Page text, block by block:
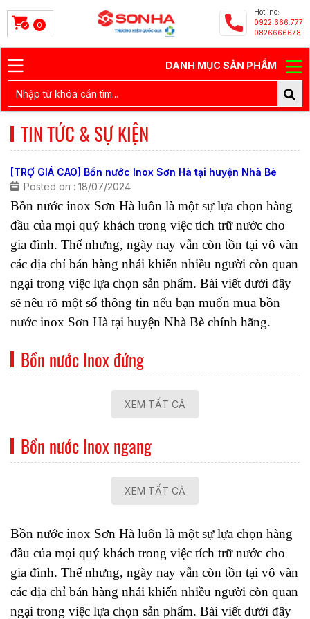
0
Hotline:
0922.666.777
0826666678
DANH MỤC SẢN PHẨM
TIN TỨC & SỰ KIỆN
[TRỢ GIÁ CAO] Bồn nước Inox Sơn Hà tại huyện Nhà Bè
Posted on : 18/07/2024
Bồn nước inox Sơn Hà luôn là một sự lựa chọn hàng
đầu của mọi quý khách trong việc tích trữ nước cho
gia đình. Thế nhưng, ngày nay vẫn còn tồn tại vô vàn
các địa chỉ bán hàng nhái khiến nhiều người còn quan
ngại trong việc lựa chọn sản phẩm. Bài viết dưới đây
sẽ nêu rõ một số thông tin nếu bạn muốn mua bồn
nước inox Sơn Hà tại huyện Nhà Bè chính hãng.
Bồn nước Inox đứng
XEM TẤT CẢ
Bồn nước Inox ngang
XEM TẤT CẢ
Bồn nước inox Sơn Hà luôn là một sự lựa chọn hàng
đầu của mọi quý khách trong việc tích trữ nước cho
gia đình. Thế nhưng, ngày nay vẫn còn tồn tại vô vàn
các địa chỉ bán hàng nhái khiến nhiều người còn quan
ngại trong việc lựa chọn sản phẩm. Bài viết dưới đây